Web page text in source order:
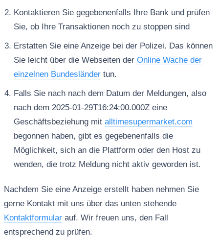
Kontaktieren Sie gegebenenfalls Ihre Bank und prüfen
Sie, ob Ihre Transaktionen noch zu stoppen sind
Erstatten Sie eine Anzeige bei der Polizei. Das können
Sie leicht über die Webseiten der Online Wache der
einzelnen Bundesländertun.
Falls Sie nach nach dem Datum der Meldungen, also
nach dem 2025-01-29T16:24:00.000Z eine
Geschäftsbeziehung mit alltimesupermarket.com
begonnen haben, gibt es gegebenenfalls die
Möglichkeit, sich an die Plattform oder den Host zu
wenden, die trotz Meldung nicht aktiv geworden ist.
Nachdem Sie eine Anzeige erstellt haben nehmen Sie
gerne Kontakt mit uns über das unten stehende
Kontaktformularauf. Wir freuen uns, den Fall
entsprechend zu prüfen.